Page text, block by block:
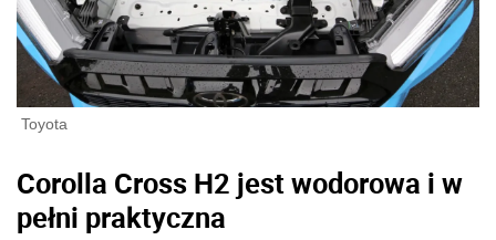
Toyota
Corolla Cross H2 jest wodorowa i w
pełni praktyczna